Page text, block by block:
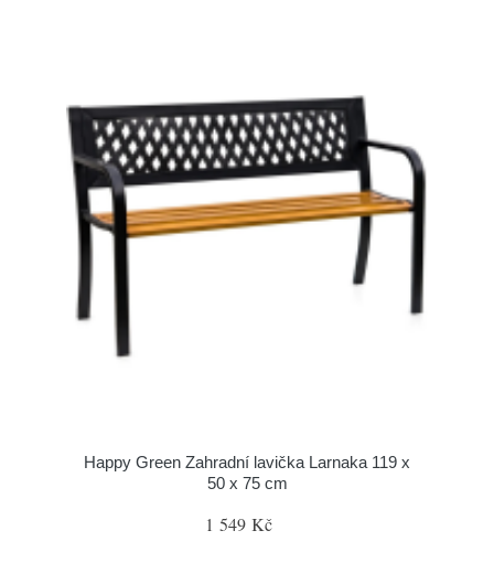
Happy Green Zahradní lavička Larnaka 119 x
50 x 75 cm
1 549 Kč